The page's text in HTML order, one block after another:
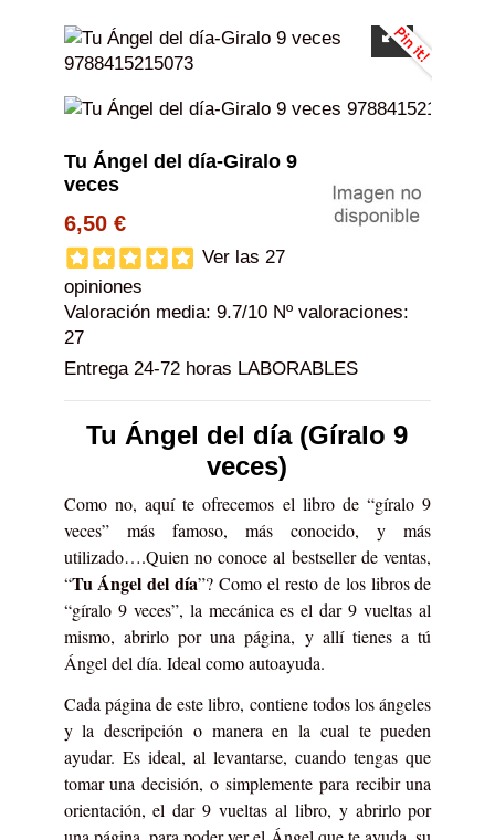
Tu Ángel del día-Giralo 9
veces
6,50 €
Ver las 27
opiniones
Valoración media: 9.7/10 Nº valoraciones:
27
Entrega 24-72 horas LABORABLES
Tu Ángel del día (Gíralo 9
veces)
Como no, aquí te ofrecemos el libro de “gíralo 9
veces” más famoso, más conocido, y más
utilizado….Quien no conoce al bestseller de ventas,
“Tu Ángel del día”? Como el resto de los libros de
“gíralo 9 veces”, la mecánica es el dar 9 vueltas al
mismo, abrirlo por una página, y allí tienes a tú
Ángel del día. Ideal como autoayuda.
Cada página de este libro, contiene todos los ángeles
y la descripción o manera en la cual te pueden
ayudar. Es ideal, al levantarse, cuando tengas que
tomar una decisión, o simplemente para recibir una
orientación, el dar 9 vueltas al libro, y abrirlo por